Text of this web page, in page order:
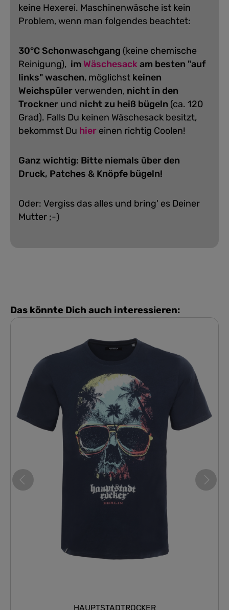
keine Hexerei. Maschinenwäsche ist kein
Problem, wenn man folgendes beachtet:
30°C Schonwaschgang (keine chemische
Reinigung), im Wäschesackam besten "auf
links" waschen, möglichst keinen
Weichspülerverwenden, nicht in den
Trockner und nicht zu heiß bügeln (ca. 120
Grad). Falls Du keinen Wäschesack besitzt,
bekommst Du hier einen richtig Coolen!
Ganz wichtig: Bitte niemals über den
Druck, Patches & Knöpfe bügeln!
Oder: Vergiss das alles und bring' es Deiner
Mutter ;-)
Das könnte Dich auch interessieren:
HAUPTSTADTROCKER